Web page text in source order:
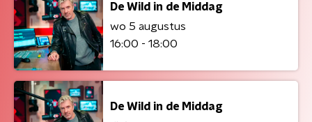
De Wild in de Middag
wo 5 augustus
16:00 - 18:00
De Wild in de Middag